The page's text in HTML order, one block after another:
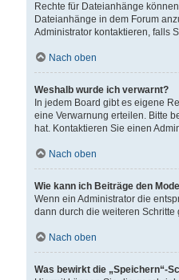
Rechte für Dateianhänge
Dateianhänge in dem Forum
Administrator kontaktieren, falls
Nach oben
Weshalb wurde ich verwarnt?
In jedem Board gibt es eigene
eine Verwarnung erteilen. Bitte
hat. Kontaktieren Sie einen
Nach oben
Wie kann ich Beiträge den
Wenn ein Administrator die
dann durch die weiteren Schritte
Nach oben
Was bewirkt die „Speichern“-